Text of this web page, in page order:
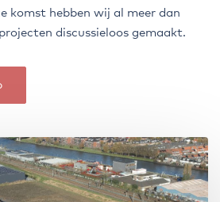
komst hebben wij al meer dan
discussieloos gemaakt.